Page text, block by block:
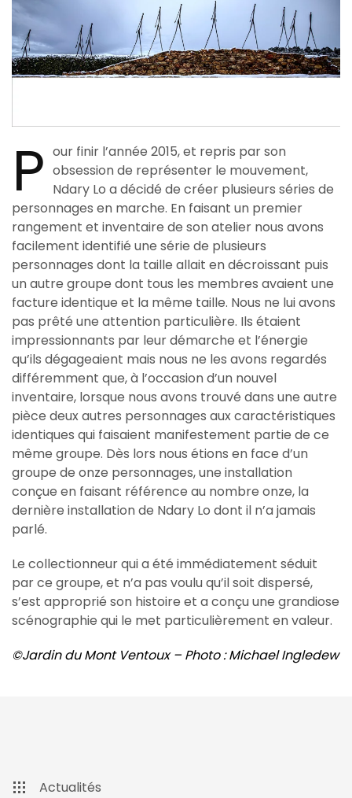
P our finir l’année 2015, et repris par son
obsession de représenter le mouvement,
Ndary Lo a décidé de créer plusieurs séries de
personnages en marche. En faisant un premier
rangement et inventaire de son atelier nous avons
facilement identifié une série de plusieurs
personnages dont la taille allait en décroissant puis
un autre groupe dont tous les membres avaient une
facture identique et la même taille. Nous ne lui avons
pas prêté une attention particulière. Ils étaient
impressionnants par leur démarche et l’énergie
qu’ils dégageaient mais nous ne les avons regardés
différemment que, à l’occasion d’un nouvel
inventaire, lorsque nous avons trouvé dans une autre
pièce deux autres personnages aux caractéristiques
identiques qui faisaient manifestement partie de ce
même groupe. Dès lors nous étions en face d’un
groupe de onze personnages, une installation
conçue en faisant référence au nombre onze, la
dernière installation de Ndary Lo dont il n’a jamais
parlé.
Le collectionneur qui a été immédiatement séduit
par ce groupe, et n’a pas voulu qu’il soit dispersé,
s’est approprié son histoire et a conçu une grandiose
scénographie qui le met particulièrement en valeur.
©Jardin du Mont Ventoux – Photo : Michael Ingledew
Actualités